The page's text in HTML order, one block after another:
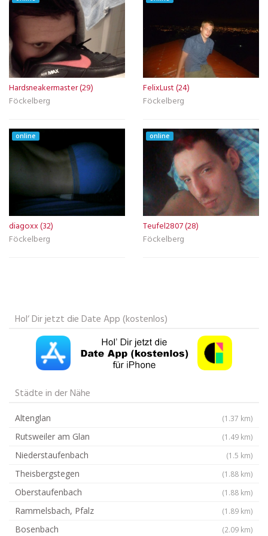
Hardsneakermaster (29)
Föckelberg
FelixLust (24)
Föckelberg
online
diagoxx (32)
Föckelberg
online
Teufel2807 (28)
Föckelberg
Hol‘ Dir jetzt die Date App (kostenlos)
Städte in der Nähe
Altenglan (1.37 km)
Rutsweiler am Glan (1.49 km)
Niederstaufenbach (1.5 km)
Theisbergstegen (1.88 km)
Oberstaufenbach (1.88 km)
Rammelsbach, Pfalz (1.89 km)
Bosenbach (2.09 km)